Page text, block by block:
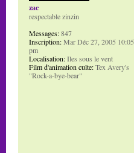
zac
respectable zinzin
Messages:847
Inscription:Mar Déc 27, 2005 10:05
pm
Localisation:Iles sous le vent
Film d'animation culte:Tex Avery's
"Rock-a-bye-bear"